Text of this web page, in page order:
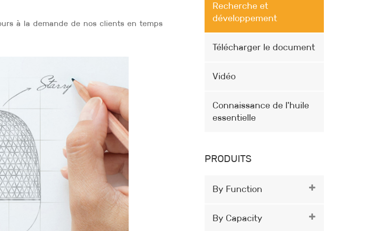
à la demande de nos clients en temps
Recherche et
développement
Télécharger le document
Vidéo
Connaissance de l'huile
essentielle
PRODUITS
By Function
By Capacity